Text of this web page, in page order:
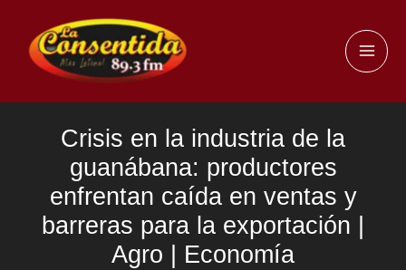
contenido
Crisis en la industria de la
guanábana: productores
enfrentan caída en ventas y
barreras para la exportación |
Agro | Economía